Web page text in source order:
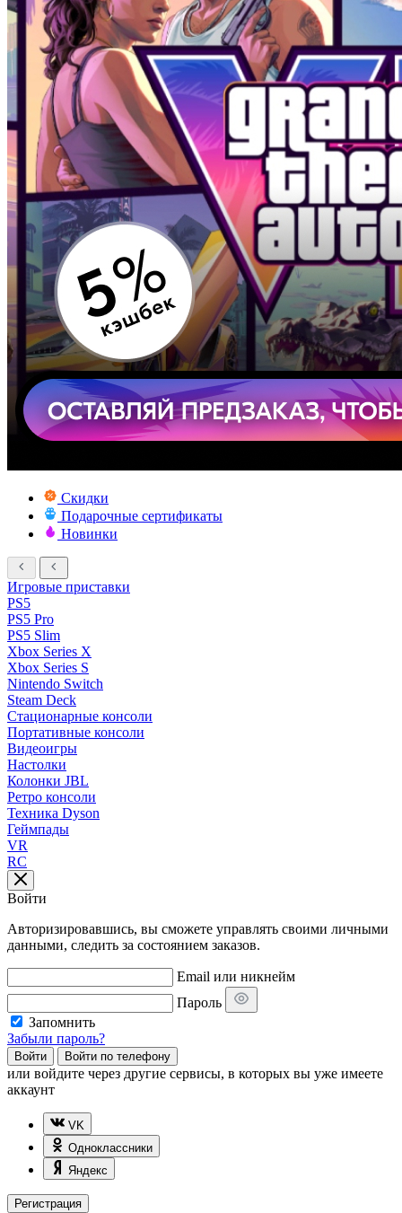
Скидки
Подарочные сертификаты
Новинки
Игровые приставки
PS5
PS5 Pro
PS5 Slim
Xbox Series X
Xbox Series S
Nintendo Switch
Steam Deck
Стационарные консоли
Портативные консоли
Видеоигры
Настолки
Колонки JBL
Ретро консоли
Техника Dyson
Геймпады
VR
RC
Войти
Авторизировавшись, вы сможете управлять своими личными
данными, следить за состоянием заказов.
Email или никнейм
Пароль
Запомнить
Забыли пароль?
Войти Войти по телефону
или войдите через другие сервисы, в которых вы уже имеете
аккаунт
VK
Одноклассники
Яндекс
Регистрация